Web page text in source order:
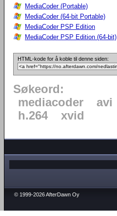
MediaCoder (Portable)
MediaCoder (64-bit Portable)
MediaCoder PSP Edition
MediaCoder PSP Edition (64-bit)
HTML-kode for å koble til denne siden:
Søkeord:
mediacoder
avi
h.264
xvid
© 1999-2026 AfterDawn Oy